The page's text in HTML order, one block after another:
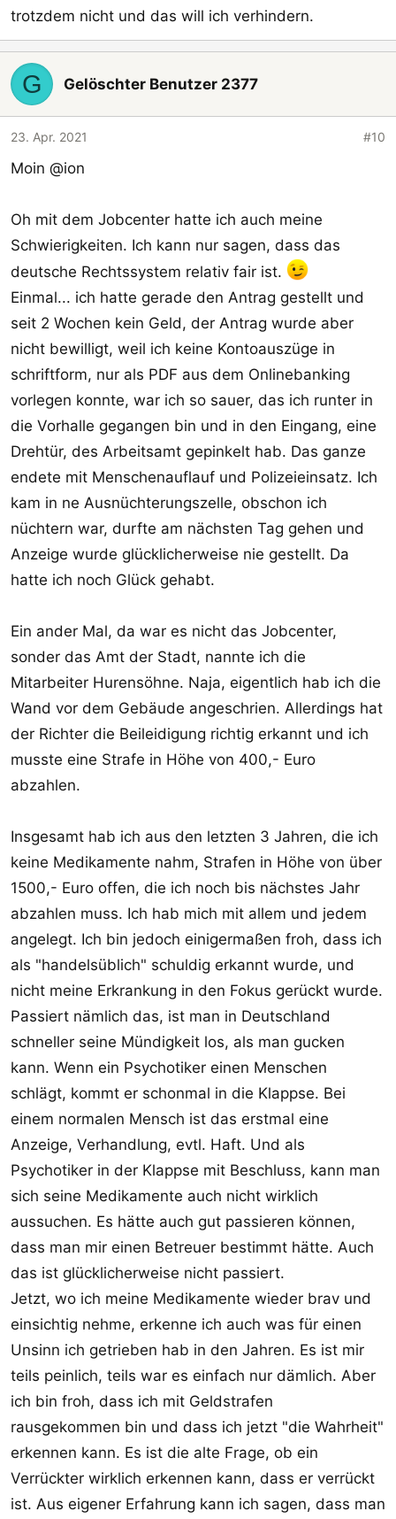
trotzdem nicht und das will ich verhindern.
G Gelöschter Benutzer 2377
23. Apr. 2021 #10
Moin @ion
Oh mit dem Jobcenter hatte ich auch meine
Schwierigkeiten. Ich kann nur sagen, dass das
deutsche Rechtssystem relativ fair ist.
Einmal... ich hatte gerade den Antrag gestellt und
seit 2 Wochen kein Geld, der Antrag wurde aber
nicht bewilligt, weil ich keine Kontoauszüge in
schriftform, nur als PDF aus dem Onlinebanking
vorlegen konnte, war ich so sauer, das ich runter in
die Vorhalle gegangen bin und in den Eingang, eine
Drehtür, des Arbeitsamt gepinkelt hab. Das ganze
endete mit Menschenauflauf und Polizeieinsatz. Ich
kam in ne Ausnüchterungszelle, obschon ich
nüchtern war, durfte am nächsten Tag gehen und
Anzeige wurde glücklicherweise nie gestellt. Da
hatte ich noch Glück gehabt.
Ein ander Mal, da war es nicht das Jobcenter,
sonder das Amt der Stadt, nannte ich die
Mitarbeiter Hurensöhne. Naja, eigentlich hab ich die
Wand vor dem Gebäude angeschrien. Allerdings hat
der Richter die Beileidigung richtig erkannt und ich
musste eine Strafe in Höhe von 400,- Euro
abzahlen.
Insgesamt hab ich aus den letzten 3 Jahren, die ich
keine Medikamente nahm, Strafen in Höhe von über
1500,- Euro offen, die ich noch bis nächstes Jahr
abzahlen muss. Ich hab mich mit allem und jedem
angelegt. Ich bin jedoch einigermaßen froh, dass ich
als "handelsüblich" schuldig erkannt wurde, und
nicht meine Erkrankung in den Fokus gerückt wurde.
Passiert nämlich das, ist man in Deutschland
schneller seine Mündigkeit los, als man gucken
kann. Wenn ein Psychotiker einen Menschen
schlägt, kommt er schonmal in die Klappse. Bei
einem normalen Mensch ist das erstmal eine
Anzeige, Verhandlung, evtl. Haft. Und als
Psychotiker in der Klappse mit Beschluss, kann man
sich seine Medikamente auch nicht wirklich
aussuchen. Es hätte auch gut passieren können,
dass man mir einen Betreuer bestimmt hätte. Auch
das ist glücklicherweise nicht passiert.
Jetzt, wo ich meine Medikamente wieder brav und
einsichtig nehme, erkenne ich auch was für einen
Unsinn ich getrieben hab in den Jahren. Es ist mir
teils peinlich, teils war es einfach nur dämlich. Aber
ich bin froh, dass ich mit Geldstrafen
rausgekommen bin und dass ich jetzt "die Wahrheit"
erkennen kann. Es ist die alte Frage, ob ein
Verrückter wirklich erkennen kann, dass er verrückt
ist. Aus eigener Erfahrung kann ich sagen, dass man